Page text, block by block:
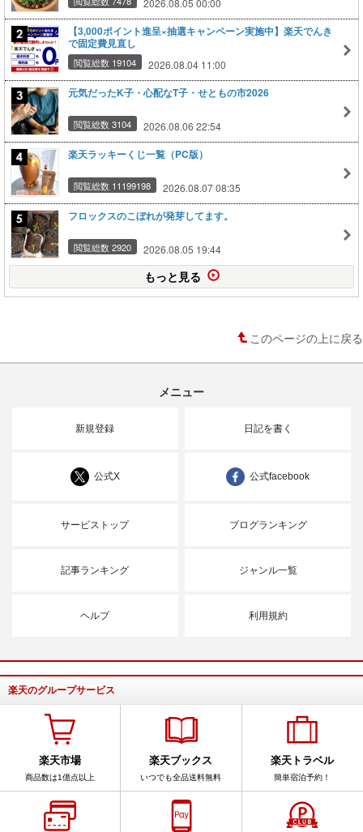
2026.08.05 00:00
【3,000ポイント進呈×抽選キャンペーン実施中】楽天でんき
で固定費見直し
閲覧総数 19104 2026.08.04 11:00
元気だったK子・心配なT子・せともの市2026
閲覧総数 3104 2026.08.06 22:54
楽天ラッキーくじ一覧（PC版）
閲覧総数 11199198 2026.08.07 08:35
フロックスのこぼれが発芽してます。
閲覧総数 2920 2026.08.05 19:44
もっと見る
このページの上に戻る
メニュー
新規登録 日記を書く
公式X 公式facebook
サービストップ ブログランキング
記事ランキング ジャンル一覧
ヘルプ 利用規約
楽天のグループサービス
楽天市場
商品数は1億点以上
楽天ブックス
いつでも全品送料無料
楽天トラベル
簡単宿泊予約！